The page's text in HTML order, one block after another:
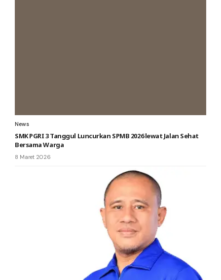
News
SMK PGRI 3 Tanggul Luncurkan SPMB 2026 lewat Jalan Sehat
Bersama Warga
8 Maret 2026